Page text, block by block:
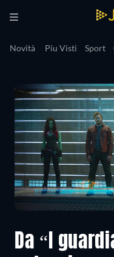
Novità Piu Visti Sport
Da “I